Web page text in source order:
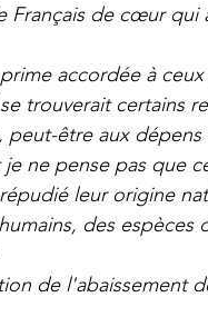
Français de cœur qui
accordée à
trouverait certains
peut-être aux
ne pense pas que
leur origine
des
de l'abaissement